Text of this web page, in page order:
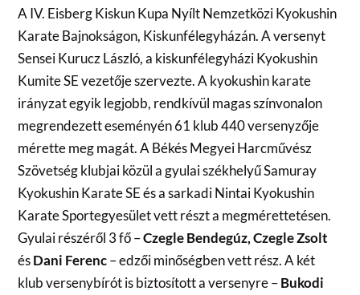
A IV. Eisberg Kiskun Kupa Nyílt Nemzetközi Kyokushin
Karate Bajnokságon, Kiskunfélegyházán. A versenyt
Sensei Kurucz László, a kiskunfélegyházi Kyokushin
Kumite SE vezetője szervezte. A kyokushin karate
irányzat egyik legjobb, rendkívül magas színvonalon
megrendezett eseményén 61 klub 440 versenyzője
mérette meg magát. A Békés Megyei Harcművész
Szövetség klubjai közül a gyulai székhelyű Samuray
Kyokushin Karate SE és a sarkadi Nintai Kyokushin
Karate Sportegyesület vett részt a megmérettetésen.
Gyulai részéről 3 fő –Czegle Bendegúz, Czegle Zsolt
ésDani Ferenc– edzői minőségben vett rész. A két
klub versenybírót is biztosított a versenyre –Bukodi